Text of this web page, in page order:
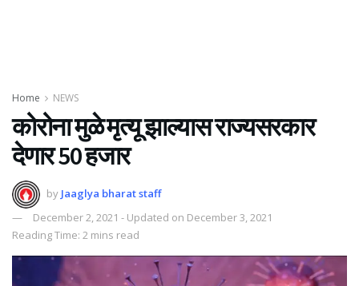
Home NEWS
कोरोना मुळे मृत्यू झाल्यास राज्यसरकार
देणार 50 हजार
by Jaaglya bharat staff
December 2, 2021 - Updated on December 3, 2021
Reading Time: 2 mins read